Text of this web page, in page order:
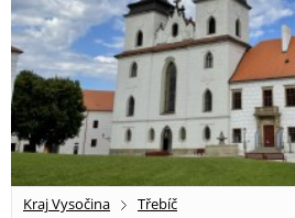
Kraj Vysočina Třebíč